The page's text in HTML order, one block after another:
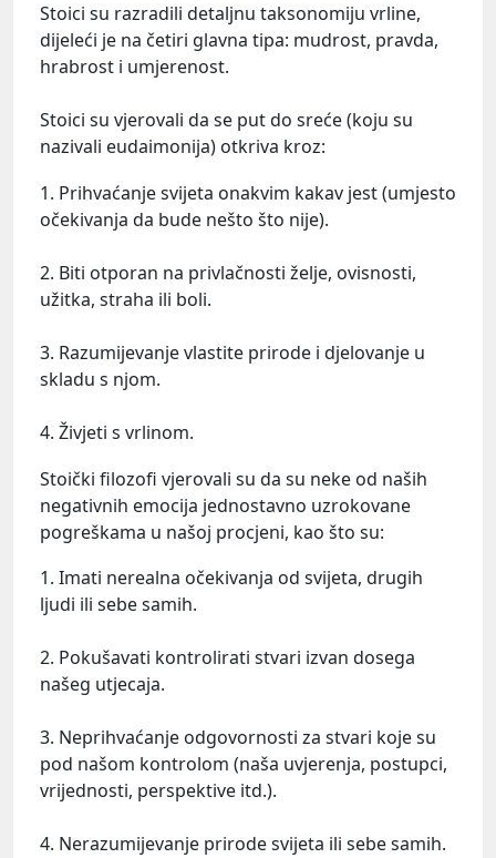
Stoici su razradili detaljnu taksonomiju vrline,
dijeleći je na četiri glavna tipa: mudrost, pravda,
hrabrost i umjerenost.
Stoici su vjerovali da se put do sreće (koju su
nazivali eudaimonija) otkriva kroz:
1. Prihvaćanje svijeta onakvim kakav jest (umjesto
očekivanja da bude nešto što nije).
2. Biti otporan na privlačnosti želje, ovisnosti,
užitka, straha ili boli.
3. Razumijevanje vlastite prirode i djelovanje u
skladu s njom.
4. Živjeti s vrlinom.
Stoički filozofi vjerovali su da su neke od naših
negativnih emocija jednostavno uzrokovane
pogreškama u našoj procjeni, kao što su:
1. Imati nerealna očekivanja od svijeta, drugih
ljudi ili sebe samih.
2. Pokušavati kontrolirati stvari izvan dosega
našeg utjecaja.
3. Neprihvaćanje odgovornosti za stvari koje su
pod našom kontrolom (naša uvjerenja, postupci,
vrijednosti, perspektive itd.).
4. Nerazumijevanje prirode svijeta ili sebe samih.